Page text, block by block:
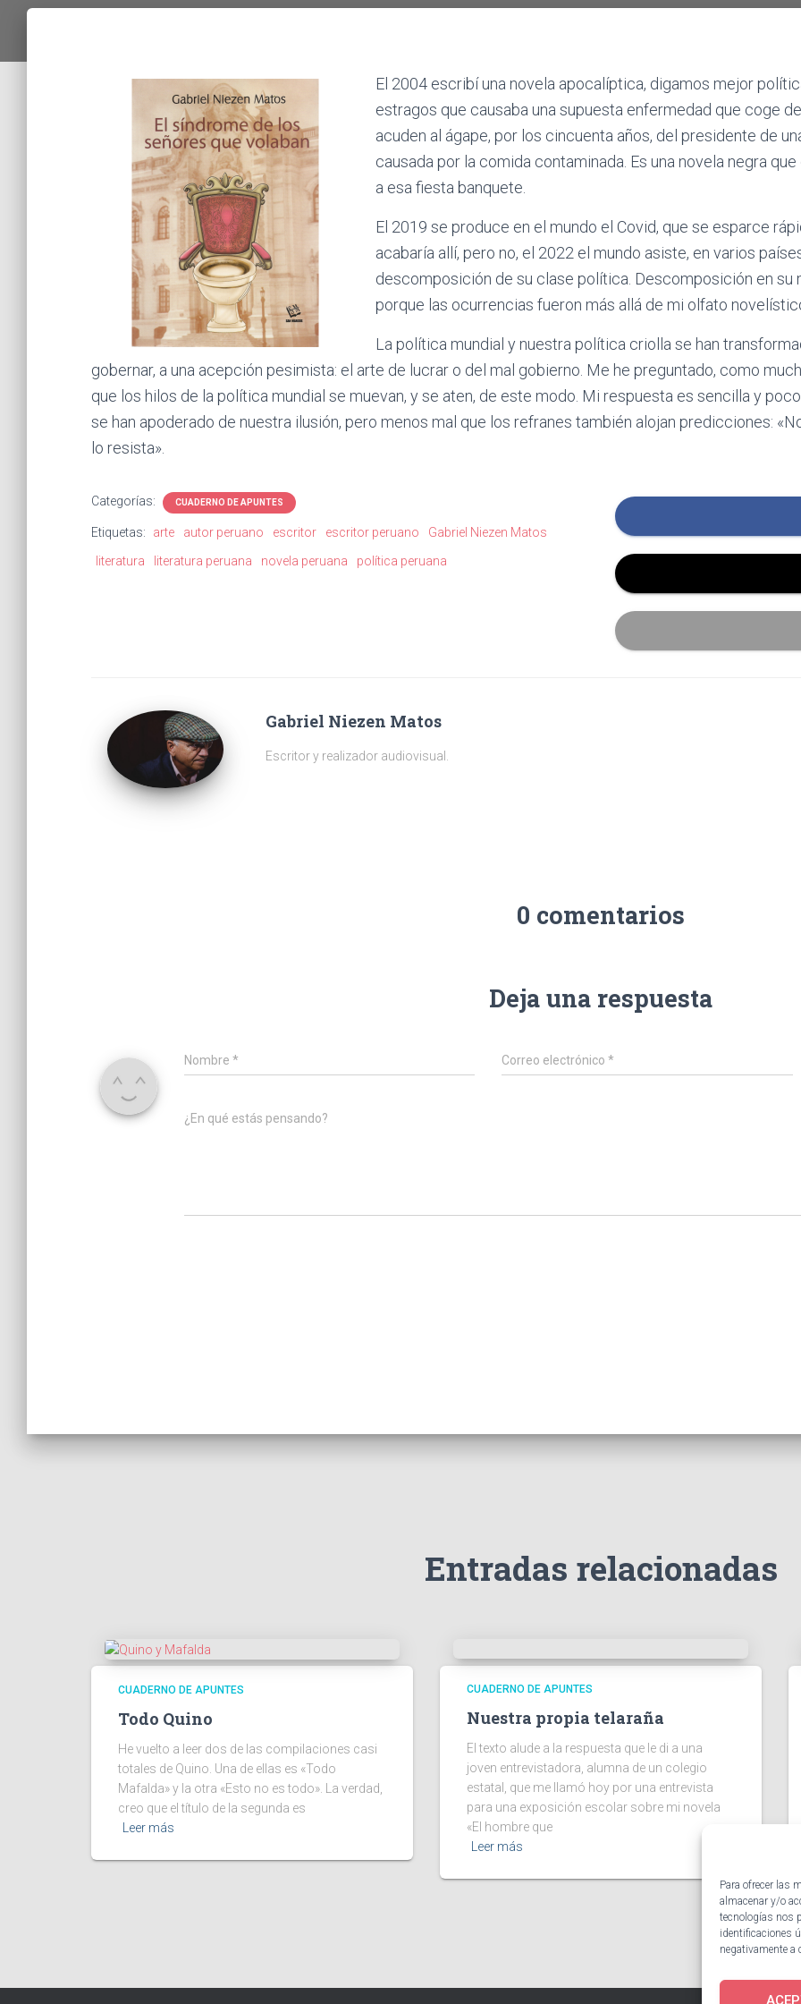
Para ofrecer las
almacenar y/o
tecnologías nos
identificaciones
negativamente
El 2004 escribí una novela apocalíptica, digamos mejor
estragos que causaba una supuesta enfermedad que coge
acuden al ágape, por los cincuenta años, del presidente de
causada por la comida contaminada. Es una novela negra
a esa fiesta banquete.
El 2019 se produce en el mundo el Covid, que se esparce
acabaría allí, pero no, el 2022 el mundo asiste, en varios
descomposición de su clase política. Descomposición en
porque las ocurrencias fueron más allá de mi olfato
La política mundial y nuestra política criolla se han
gobernar, a una acepción pesimista: el arte de lucrar o del mal gobierno. Me he preguntado, como
que los hilos de la política mundial se muevan, y se aten, de este modo. Mi respuesta es sencilla y
se han apoderado de nuestra ilusión, pero menos mal que los refranes también alojan predicciones:
lo resista».
Categorías: CUADERNO DE APUNTES
Etiquetas: arte autor peruano escritor escritor peruano
Gabriel Niezen Matos
literatura
literatura peruana novela peruana política peruana
Gabriel Niezen Matos
Escritor y realizador audiovisual.
0 comentarios
Deja una respuesta
Nombre * Correo electrónico*
¿En qué estás pensando?
Entradas relacionadas
CUADERNO DE APUNTES
Todo Quino
He vuelto a leer dos de las compilaciones casi
totales de Quino. Una de ellas es «Todo
Mafalda» y la otra «Esto no es todo». La verdad,
creo que el título de la segunda es
Leer más
CUADERNO DE APUNTES
Nuestra propia telaraña
El texto alude a la respuesta que le di a una
joven entrevistadora, alumna de un colegio
estatal, que me llamó hoy por una entrevista
para una exposición escolar sobre mi novela
«El hombre que
Leer más